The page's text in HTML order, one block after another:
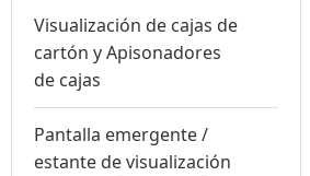
Visualización de cajas de
cartón y Apisonadores
de cajas
Pantalla emergente /
estante de visualización